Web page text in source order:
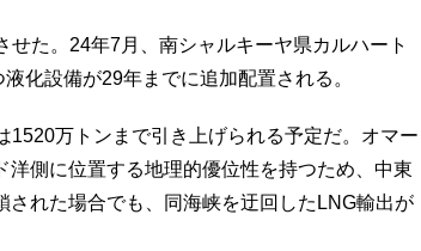
た。24年7月、南シャルキーヤ県カルハート
化設備が29年までに追加配置される。
万トンまで引き上げられる予定だ。オマー
側に位置する地理的優位性を持つため、中東
れた場合でも、同海峡を迂回したLNG輸出が